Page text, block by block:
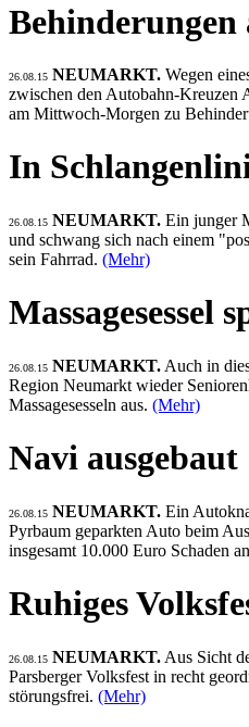
26.08.15 NEUMARKT. Wegen
zwischen den Autobahn-Kreuzen
am Mittwoch-Morgen zu
In
26.08.15 NEUMARKT. Ein junger
und schwang sich nach einem
sein Fahrrad. (Mehr)
Massagesessel
26.08.15 NEUMARKT. Auch in
Region Neumarkt wieder
Massagesesseln aus. (Mehr)
Navi ausgebaut
26.08.15 NEUMARKT. Ein
Pyrbaum geparkten Auto beim
insgesamt 10.000 Euro Schaden
Ruhiges
26.08.15 NEUMARKT. Aus Sicht
Parsberger Volksfest in recht
störungsfrei. (Mehr)